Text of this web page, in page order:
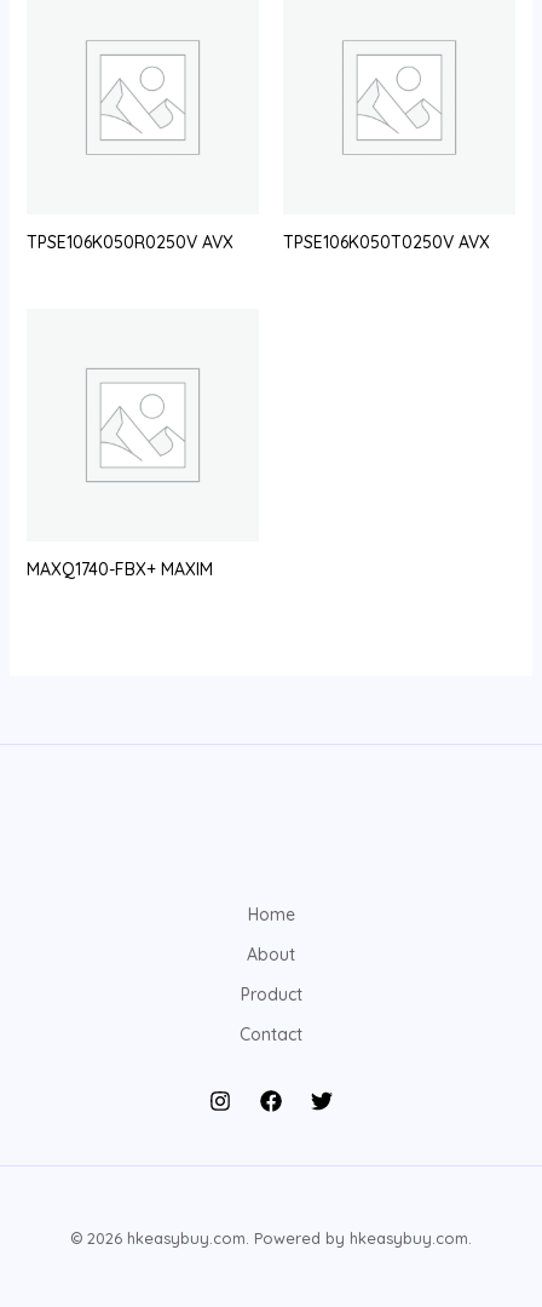
TPSE106K050R0250V AVX TPSE106K050T0250V AVX
MAXQ1740-FBX+ MAXIM
Home
About
Product
Contact
© 2026 hkeasybuy.com. Powered by hkeasybuy.com.